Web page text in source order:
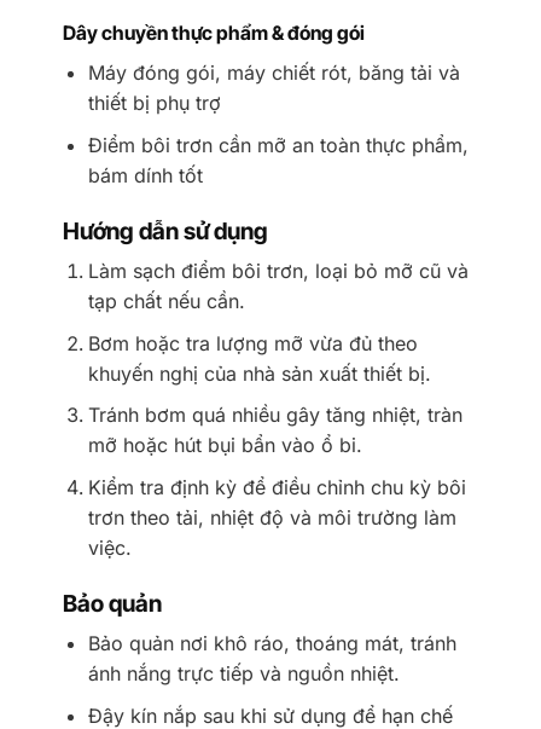
Dây chuyền thực phẩm & đóng gói
Máy đóng gói, máy chiết rót, băng tải và
thiết bị phụ trợ
Điểm bôi trơn cần mỡ an toàn thực phẩm,
bám dính tốt
Hướng dẫn sử dụng
Làm sạch điểm bôi trơn, loại bỏ mỡ cũ và
tạp chất nếu cần.
Bơm hoặc tra lượng mỡ vừa đủ theo
khuyến nghị của nhà sản xuất thiết bị.
Tránh bơm quá nhiều gây tăng nhiệt, tràn
mỡ hoặc hút bụi bẩn vào ổ bi.
Kiểm tra định kỳ để điều chỉnh chu kỳ bôi
trơn theo tải, nhiệt độ và môi trường làm
việc.
Bảo quản
Bảo quản nơi khô ráo, thoáng mát, tránh
ánh nắng trực tiếp và nguồn nhiệt.
Đậy kín nắp sau khi sử dụng để hạn chế